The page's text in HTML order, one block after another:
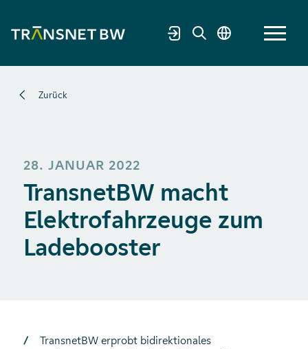
Zurück
28. JANUAR 2022
TransnetBW macht
Elektrofahrzeuge zum
Ladebooster
TransnetBW erprobt bidirektionales